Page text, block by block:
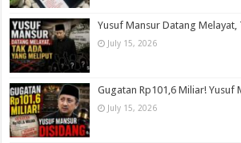
Yusuf Mansur Datang
July 15, 2026
Gugatan Rp101,6 Miliar! Yusuf
July 15, 2026